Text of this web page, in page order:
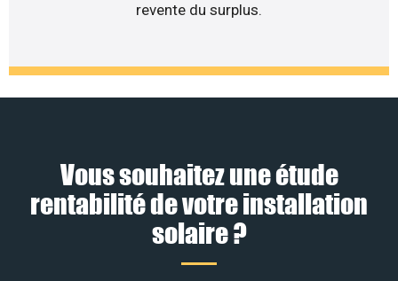
revente du surplus.
Vous souhaitez une étude
rentabilité de votre installation
solaire ?